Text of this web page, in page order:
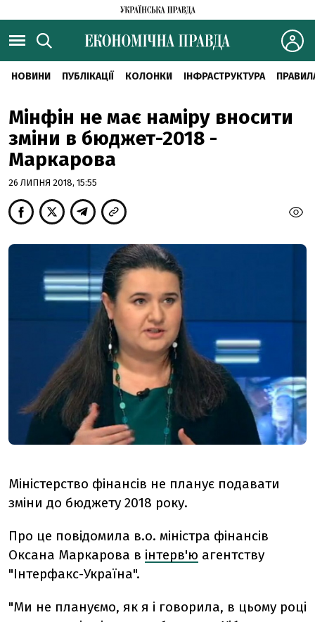
НОВИНИ ПУБЛІКАЦІЇ КОЛОНКИ ІНФРАСТРУКТУРА
Мінфін не має наміру вносити
зміни в бюджет-2018 -
Маркарова
26 ЛИПНЯ 2018, 15:55
Міністерство фінансів не планує подавати
зміни до бюджету 2018 року.
Про це повідомила в.о. міністра фінансів
Оксана Маркарова в інтерв'ю агентству
"Інтерфакс-Україна".
"Ми не плануємо, як я і говорила, в цьому році